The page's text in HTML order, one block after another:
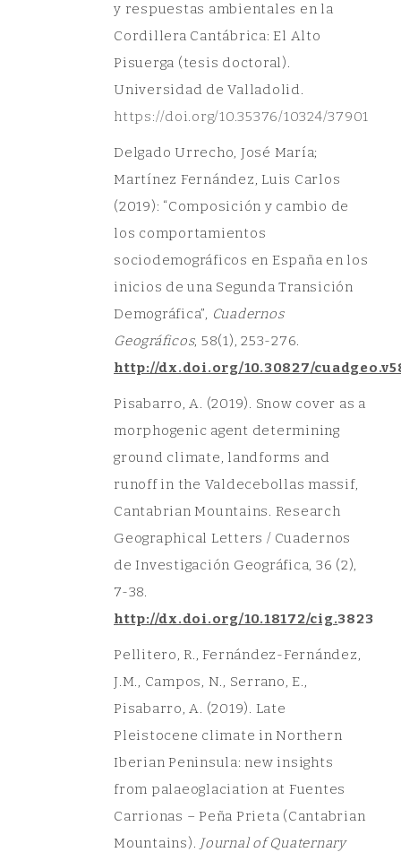
y respuestas ambientales en la
Cordillera Cantábrica: El Alto
Pisuerga (tesis doctoral).
Universidad de Valladolid.
https://doi.org/10.35376/10324/37901
Delgado Urrecho, José María;
Martínez Fernández, Luis Carlos
(2019): “Composición y cambio de
los comportamientos
sociodemográficos en España en los
inicios de una Segunda Transición
Demográfica”, Cuadernos
Geográficos, 58(1), 253-276.
http://dx.doi.org/10.30827/
Pisabarro, A. (2019). Snow cover as a
morphogenic agent determining
ground climate, landforms and
runoff in the Valdecebollas massif,
Cantabrian Mountains. Research
Geographical Letters / Cuadernos
de Investigación Geográfica, 36 (2),
7-38.
http://dx.doi.org/10.18172/cig.3823
Pellitero, R., Fernández-Fernández,
J.M., Campos, N., Serrano, E.,
Pisabarro, A. (2019). Late
Pleistocene climate in Northern
Iberian Peninsula: new insights
from palaeoglaciation at Fuentes
Carrionas – Peña Prieta (Cantabrian
Mountains). Journal of Quaternary